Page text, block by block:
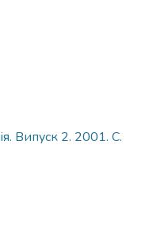
Випуск 2. 2001. С.